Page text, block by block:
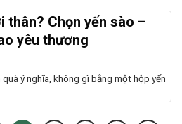
thân? Chọn yến sào –
yêu thương
ý nghĩa, không gì bằng một hộp yến